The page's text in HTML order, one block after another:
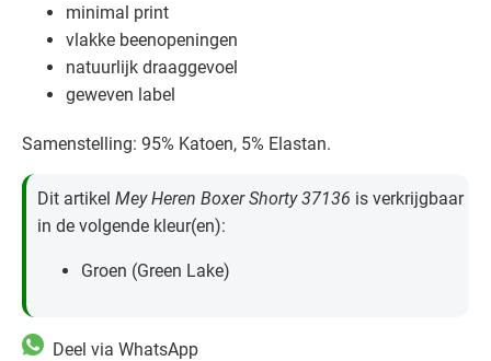
minimal print
vlakke beenopeningen
natuurlijk draaggevoel
geweven label
Samenstelling: 95% Katoen, 5% Elastan.
Dit artikel Mey Heren Boxer Shorty 37136 is verkrijgbaar
in de volgende kleur(en):
Groen (Green Lake)
Deel via WhatsApp